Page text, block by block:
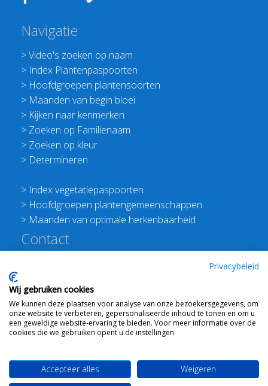
Navigatie
>Video's zoeken op naam
> Index Plantenpaspoorten
> Hoofdgroepen plantensoorten
> Maanden van begin bloei
> Kijken naar kenmerken
> Zoeken op Familienaam
> Zoeken op kleur
> Determineren
> Index vegetatiepaspoorten
> Hoofdgroepen plantengemeenschappen
> Maanden van optimale herkenbaarheid
Contact
E:info@floravannederland.nl
Plein 1992 70F 6221JP Maastricht
T: 06 41237586
KVK: 76114821 btw: NL860512289B01
Privacybeleid
Wij gebruiken cookies
We kunnen deze plaatsen voor analyse van onze bezoekersgegevens, om
onze website te verbeteren, gepersonaliseerde inhoud te tonen en om u
een geweldige website-ervaring te bieden. Voor meer informatie over de
cookies die we gebruiken opent u de instellingen.
Accepteer alles Weigeren